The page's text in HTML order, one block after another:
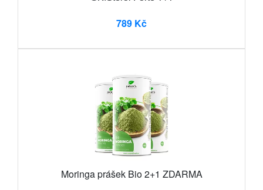
789 Kč
Moringa prášek Bio 2+1 ZDARMA